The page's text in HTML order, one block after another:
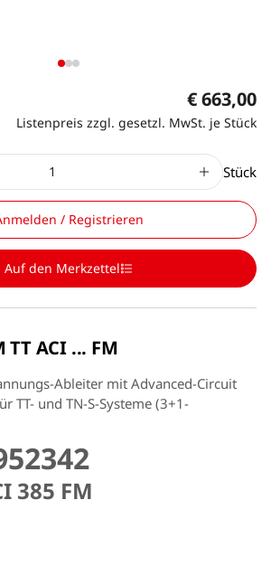
€ 663,00
Listenpreis zzgl. gesetzl. MwSt. je Stück
Stück
/ Registrieren
Auf den Merkzettel
ACI ... FM
Ableiter mit Advanced-Circuit
TT- und TN-S-Systeme (3+1-
385 FM